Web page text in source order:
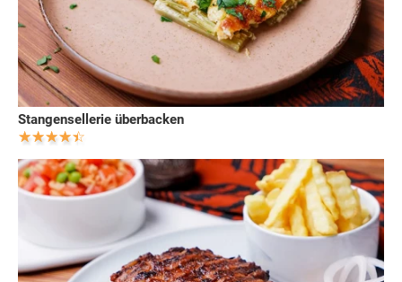
Stangensellerie überbacken